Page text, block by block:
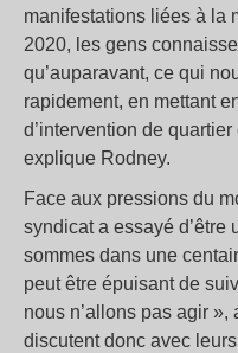
manifestations liées à la
2020, les gens
qu’auparavant, ce qui
rapidement, en mettant
d’intervention de
explique Rodney.
Face aux pressions du
syndicat a essayé d’être
sommes dans une
peut être épuisant de
nous n’allons pas agir
discutent donc avec